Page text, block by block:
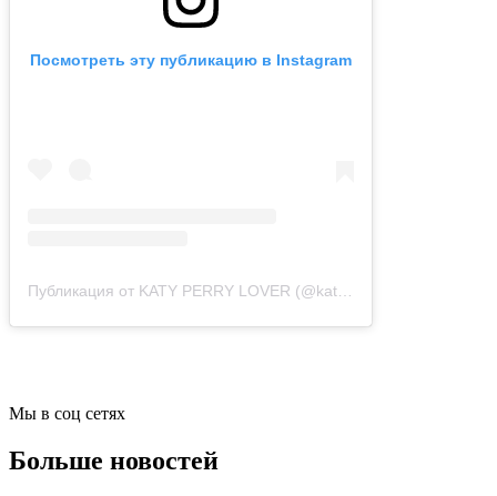
Посмотреть эту публикацию в Instagram
Мы в соц сетях
Больше новостей